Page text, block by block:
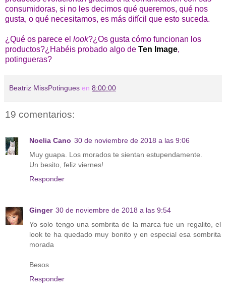
consumidoras, si no les decimos qué queremos, qué nos
gusta, o qué necesitamos, es más difícil que esto suceda.
¿Qué os parece el look?¿Os gusta cómo funcionan los
productos?¿Habéis probado algo de Ten Image,
potingueras?
Beatriz MissPotingues en 8:00:00
19 comentarios:
Noelia Cano 30 de noviembre de 2018 a las 9:06
Muy guapa. Los morados te sientan estupendamente.
Un besito, feliz viernes!
Responder
Ginger 30 de noviembre de 2018 a las 9:54
Yo solo tengo una sombrita de la marca fue un regalito, el
look te ha quedado muy bonito y en especial esa sombrita
morada
Besos
Responder